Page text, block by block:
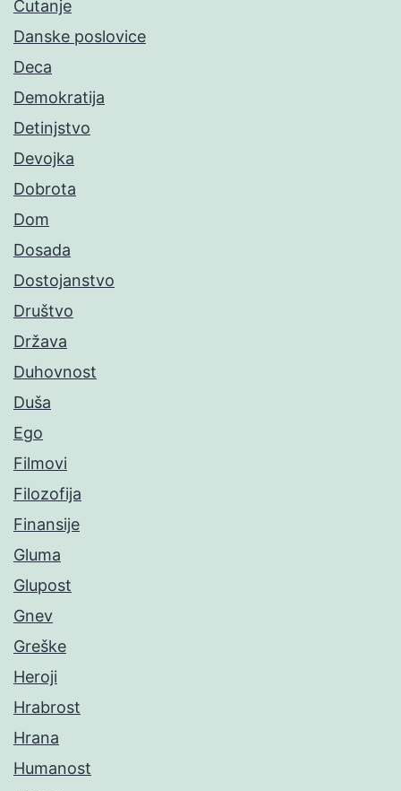
Ćutanje
Danske poslovice
Deca
Demokratija
Detinjstvo
Devojka
Dobrota
Dom
Dosada
Dostojanstvo
Društvo
Država
Duhovnost
Duša
Ego
Filmovi
Filozofija
Finansije
Gluma
Glupost
Gnev
Greške
Heroji
Hrabrost
Hrana
Humanost